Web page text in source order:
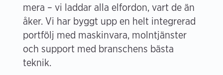
mera – vi laddar alla elfordon, vart de än
åker. Vi har byggt upp en helt integrerad
portfölj med maskinvara, molntjänster
och support med branschens bästa
teknik.